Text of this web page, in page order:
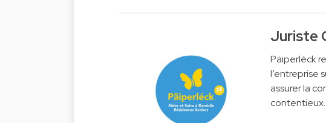
Juriste
Päiperléck
l’entreprise
assurer la